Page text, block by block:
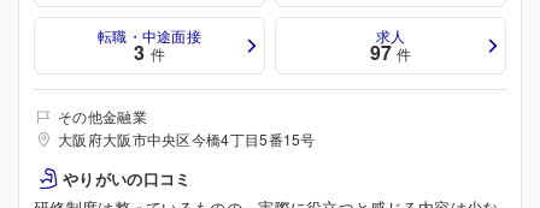
転職・中途面接
3 件
求人
97 件
その他金融業
大阪府大阪市中央区今橋4丁目5番15号
やりがいの口コミ